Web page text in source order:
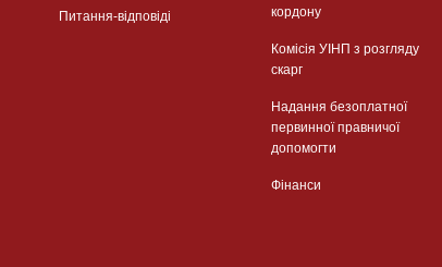
Питання-відповіді
кордону
Комісія УІНП з розгляду
скарг
Надання безоплатної
первинної правничої
допомогти
Фінанси